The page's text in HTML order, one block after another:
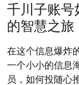
千川子账号
的智慧之旅
在这个信息爆炸
一个小小的信息
员，如何投随心